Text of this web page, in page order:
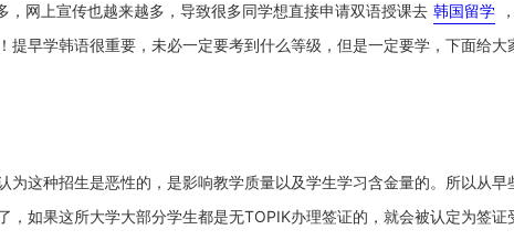
网上宣传也越来越多，导致很多同学想直接申请双语授课去 韩国留学
提早学韩语很重要，未必一定要考到什么等级，但是一定要学，下面给大
为这种招生是恶性的，是影响教学质量以及学生学习含金量的。所以从早
如果这所大学大部分学生都是无TOPIK办理签证的，就会被认定为签证